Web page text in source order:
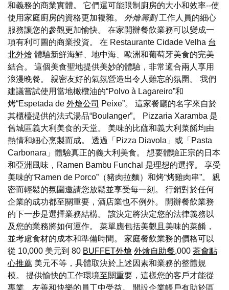
和義務的商業實體。 它們還可能限制廚房的大小和效率--使
使用家庭廚房的資格更加複雜。 外燴籌劃工作人員的細心
服務讓您的參觀更加愉快。 在家開辦餐飲業務可以變成一
項有利可圖的商業投資。 在 Restaurante Cidade Velha 台
北外燴 體驗新鮮海鮮、地中海、歐洲和葡萄牙美食的完美
結合。 這個美食聖地提供美妙的體驗，非常適合兩人享用
浪漫晚餐。 親密友好的氣氛營造出令人難忘的氛圍。 我們
建議嘗試使用當地橄欖油的“Polvo à Lagareiro”和
烤“Espetada de 外燴公司 Peixe”。 這家餐廳的名字來自於
其櫃檯提供的法式湯品“Boulanger”。 Pizzaria Xaramba 是
舊城區義大利美食的天堂。 美味的比薩和義大利菜餚均由
熱情和細心烹製而成。 透過「Pizza Diavola」或「Pasta
Carbonara」體驗真正的義大利美食。 想要體驗正宗的日本
和亞洲風味，Ramen Bambu Funchal 是理想的選擇。 享受
美味的“Ramen de Porco”（豬肉拉麵）和烤“烤雞肉串”。 親
密而輕鬆的氛圍邀請您放鬆並享受每一刻。 行銷對於任何
企業的成功都至關重要，酒店業也不例外。 開辦餐飲業務
的下一步是選擇業務結構。 該決定將決定您的法律義務以
及您的業務將如何運作。 菜單應包括美觀且美味的菜餚，
並考慮食材的成本和準備時間。 家庭餐飲業務的價格可以
從 10,000 美元到 80 BUFFET外燴 外燴自助餐,000 茶會點
心推薦 美元不等，具體取決於上述因素和業務的整體規
模。 提供愉快的工作環境至關重要，這樣您的客戶才能從
專業、友善和快樂的員工中受益。 開設企業帳戶有助於區